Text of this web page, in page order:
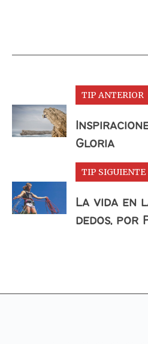
TIP ANTERIOR
Gloria
TIP SIGUIENTE
La vida en
dedos, por